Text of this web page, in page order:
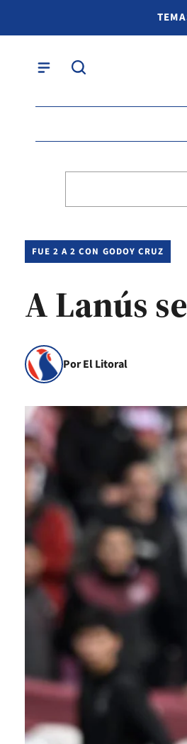
FUE 2 A 2 CON GODOY CRUZ
A Lanús
Por El Litoral